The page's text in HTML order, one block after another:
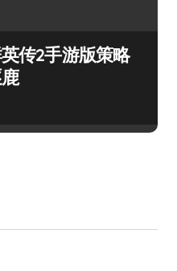
传2手游版策略